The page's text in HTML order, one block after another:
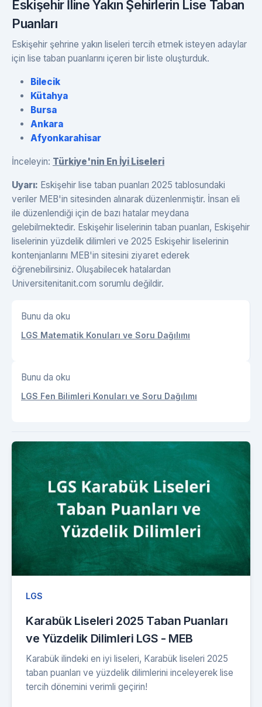
Eskişehir İline Yakın Şehirlerin Lise Taban
Puanları
Eskişehir şehrine yakın liseleri tercih etmek isteyen adaylar
için lise taban puanlarını içeren bir liste oluşturduk.
Bilecik
Kütahya
Bursa
Ankara
Afyonkarahisar
İnceleyin: Türkiye'nin En İyi Liseleri
Uyarı: Eskişehir lise taban puanları 2025 tablosundaki
veriler MEB'in sitesinden alınarak düzenlenmiştir. İnsan eli
ile düzenlendiği için de bazı hatalar meydana
gelebilmektedir. Eskişehir liselerinin taban puanları, Eskişehir
liselerinin yüzdelik dilimleri ve 2025 Eskişehir liselerinin
kontenjanlarını MEB'in sitesini ziyaret ederek
öğrenebilirsiniz. Oluşabilecek hatalardan
Universitenitanit.com sorumlu değildir.
Bunu da oku
LGS Matematik Konuları ve Soru Dağılımı
Bunu da oku
LGS Fen Bilimleri Konuları ve Soru Dağılımı
LGS
Karabük Liseleri 2025 Taban Puanları
ve Yüzdelik Dilimleri LGS - MEB
Karabük ilindeki en iyi liseleri, Karabük liseleri 2025
taban puanları ve yüzdelik dilimlerini inceleyerek lise
tercih dönemini verimli geçirin!